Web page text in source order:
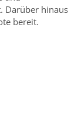
Darüber hinaus
bereit.